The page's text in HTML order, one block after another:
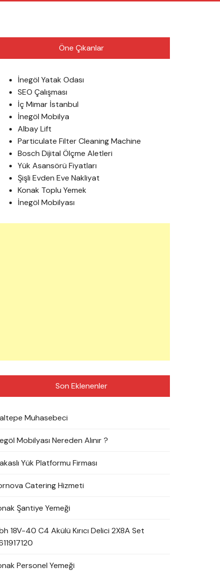
Öne Çıkanlar
İnegöl Yatak Odası
SEO Çalışması
İç Mimar İstanbul
İnegöl Mobilya
Albay Lift
Particulate Filter Cleaning Machine
Bosch Dijital Ölçme Aletleri
Yük Asansörü Fiyatları
Şişli Evden Eve Nakliyat
Konak Toplu Yemek
İnegöl Mobilyası
Son Eklenenler
Muhasebeci
Mobilyası Nereden Alınır ?
Yük Platformu Firması
Catering Hizmeti
Şantiye Yemeği
18V-40 C4 Akülü Kırıcı Delici 2X8A Set
Personel Yemeği